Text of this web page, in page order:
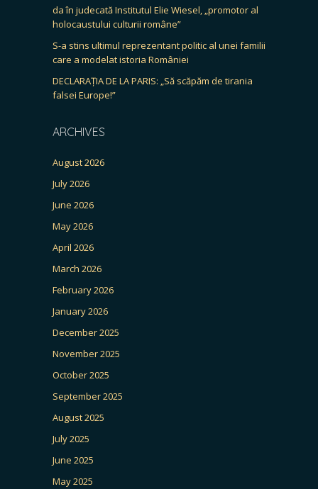
da în judecată Institutul Elie Wiesel, „promotor al
holocaustului culturii române”
S-a stins ultimul reprezentant politic al unei familii
care a modelat istoria României
DECLARAȚIA DE LA PARIS: „Să scăpăm de tirania
falsei Europe!”
ARCHIVES
August 2026
July 2026
June 2026
May 2026
April 2026
March 2026
February 2026
January 2026
December 2025
November 2025
October 2025
September 2025
August 2025
July 2025
June 2025
May 2025